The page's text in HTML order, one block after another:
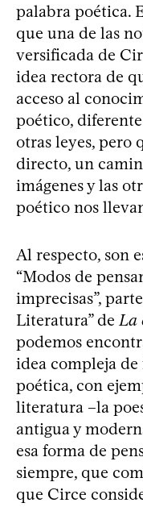
palabra poética.
que una de las
versificada de
idea rectora de
acceso al
poético,
otras leyes, pero
directo, un
imágenes y las
poético nos
Al respecto, son
“Modos de
imprecisas”,
Literatura” de La
podemos
idea compleja
poética, con
literatura –la
antigua y
esa forma de
siempre, que
que Circe